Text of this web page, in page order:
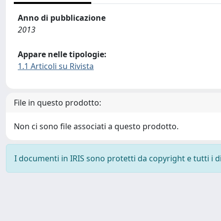
Anno di pubblicazione
2013
Appare nelle tipologie:
1.1 Articoli su Rivista
File in questo prodotto:
Non ci sono file associati a questo prodotto.
I documenti in IRIS sono protetti da copyright e tutti i